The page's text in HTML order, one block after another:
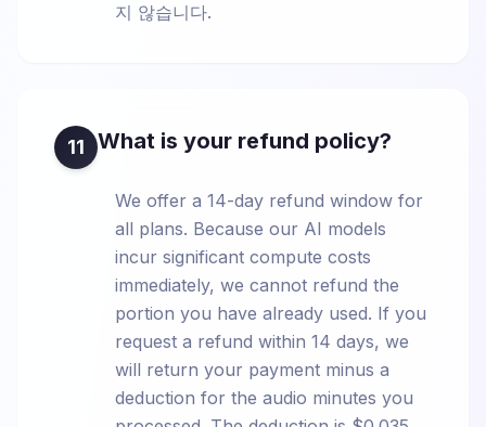
지 않습니다.
11 What is your refund policy?
We offer a 14-day refund window for
all plans. Because our AI models
incur significant compute costs
immediately, we cannot refund the
portion you have already used. If you
request a refund within 14 days, we
will return your payment minus a
deduction for the audio minutes you